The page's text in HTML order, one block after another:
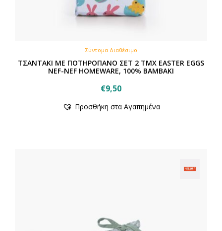
Σύντομα Διαθέσιμο
ΤΣΑΝΤΑΚΙ ΜΕ ΠΟΤΗΡΟΠΑΝΟ ΣΕΤ 2 ΤΜΧ EASTER EGGS
NEF-NEF HOMEWARE, 100% BAMBAKI
€9,50
Προσθήκη στα Αγαπημένα